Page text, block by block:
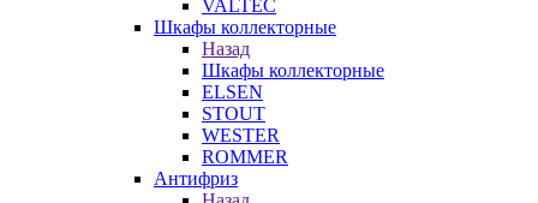
VALTEC
Шкафы коллекторные
Назад
Шкафы коллекторные
ELSEN
STOUT
WESTER
ROMMER
Антифриз